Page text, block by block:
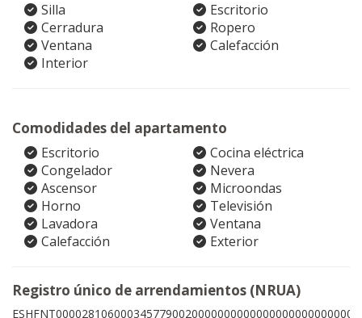
Silla
Escritorio
Cerradura
Ropero
Ventana
Calefacción
Interior
Comodidades del apartamento
Escritorio
Cocina eléctrica
Congelador
Nevera
Ascensor
Microondas
Horno
Televisión
Lavadora
Ventana
Calefacción
Exterior
Registro único de arrendamientos (NRUA)
ESHFNT00002810600034577900200000000000000000000000008